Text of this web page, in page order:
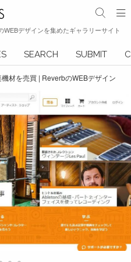
デザインを集めたギャラリーサイト
SEARCH SUBMIT
材を売買 | ReverbのWEBデザイン